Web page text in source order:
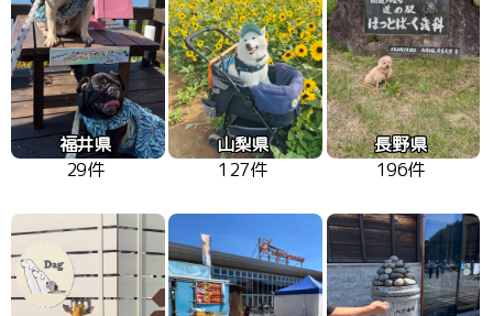
福井県
29件
山梨県
127件
長野県
196件